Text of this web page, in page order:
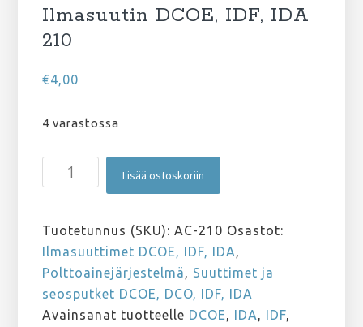
Ilmasuutin DCOE, IDF, IDA
210
€4,00
4 varastossa
Ilmasuutin
DCOE,
IDA
210
määrä
Lisää ostoskoriin
Tuotetunnus (SKU):AC-210 Osastot:
Ilmasuuttimet DCOE, IDF, IDA,
Polttoainejärjestelmä, Suuttimet ja
seosputket DCOE, DCO, IDF, IDA
Avainsanat tuotteelle DCOE, IDA, IDF,